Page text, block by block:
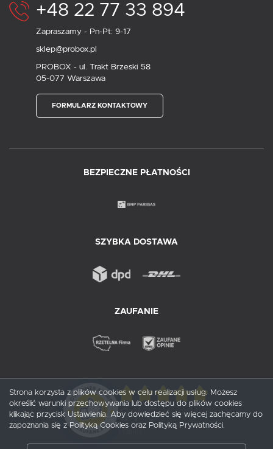
+48 22 77 33 894
Zapraszamy - Pn-Pt: 9-17
sklep@probox.pl
PROBOX - ul. Trakt Brzeski 58
05-077 Warszawa
FORMULARZ KONTAKTOWY
BEZPIECZNE PŁATNOŚCI
SZYBKA DOSTAWA
ZAUFANIE
5/ 5
Strona korzysta z plików cookies w celu realizacji usług. Możesz
określić warunki przechowywania lub dostępu do plików cookies
klikając przycisk Ustawienia. Aby dowiedzieć się więcej zachęcamy do
zapoznania się z Polityką Cookies oraz Polityką Prywatności.